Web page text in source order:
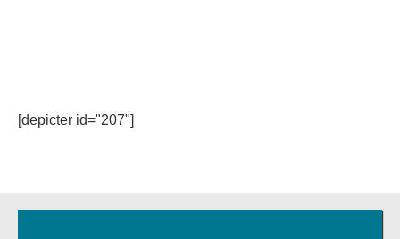
[depicter id="207"]